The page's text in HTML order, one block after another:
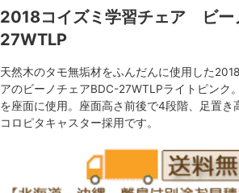
2018コイズミ学習チェア ビ
27WTLP
天然木のタモ無垢材をふんだんに使用した
アのビーノチェアBDC-27WTLPライトピンク
を座面に使用。座面高さ前後で4段階、足置き
コロピタキャスター採用です。